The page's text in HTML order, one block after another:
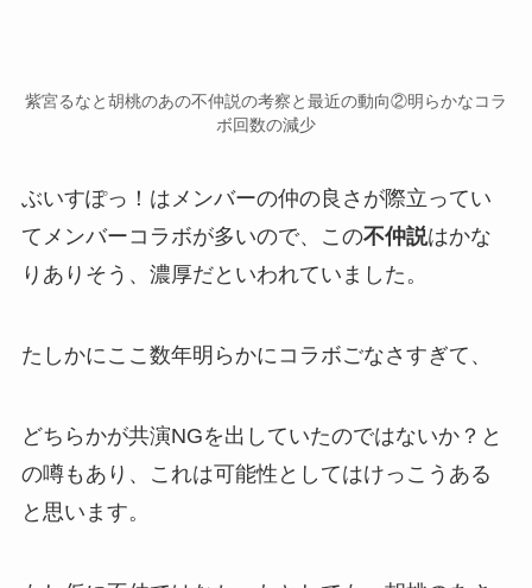
紫宮るなと胡桃のあの不仲説の考察と最近の動向②明らかなコラ
ボ回数の減少
ぶいすぽっ！はメンバーの仲の良さが際立ってい
てメンバーコラボが多いので、この不仲説はかな
りありそう、 濃厚だといわれていました。
たしかにここ数年明らかにコラボごなさすぎて、
どちらかが共演NGを出していたのではないか？と
の噂もあり、これは可能性としてはけっこうある
と思います。